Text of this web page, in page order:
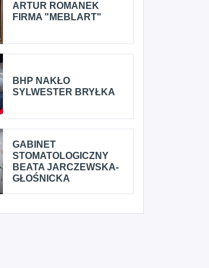
ARTUR ROMANEK
FIRMA "MEBLART"
BHP NAKŁO
SYLWESTER BRYŁKA
GABINET
STOMATOLOGICZNY
BEATA JARCZEWSKA-
GŁOŚNICKA